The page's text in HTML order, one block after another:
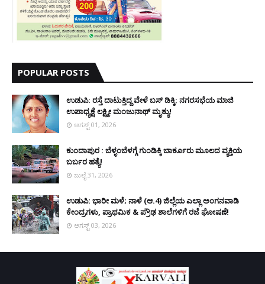
POPULAR POSTS
ಉಡುಪಿ: ರಸ್ತೆ ದಾಟುತ್ತಿದ್ದ ವೇಳೆ ಬಸ್ ಡಿಕ್ಕಿ; ನಗರಸಭೆಯ ಮಾಜಿ
ಉಪಾಧ್ಯಕ್ಷೆ ಲಕ್ಷ್ಮೀ ಮಂಜುನಾಥ್ ಮೃತ್ಯು!
ಆಗಸ್ಟ್ 01, 2026
ಕುಂದಾಪುರ : ಬೆಳ್ಳಂಬೆಳಗ್ಗೆ ಗುಂಡಿಕ್ಕಿ ಬಾರ್ಕೂರು ಮೂಲದ ವ್ಯಕ್ತಿಯ
ಬರ್ಬರ ಹತ್ಯೆ!
ಜುಲೈ 31, 2026
ಉಡುಪಿ: ಭಾರೀ ಮಳೆ; ನಾಳೆ (ಆ.4) ಜಿಲ್ಲೆಯ ಎಲ್ಲಾ ಅಂಗನವಾಡಿ
ಕೇಂದ್ರಗಳು, ಪ್ರಾಥಮಿಕ & ಪ್ರೌಢ ಶಾಲೆಗಳಿಗೆ ರಜೆ ಘೋಷಣೆ!
ಆಗಸ್ಟ್ 03, 2026